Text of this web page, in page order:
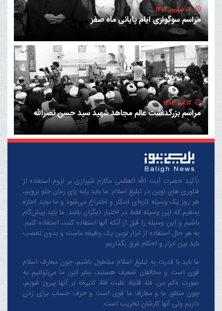
02 شهریور 1404
مراسم سوگواری ایام پایانی ماه صفر
12 مهر 1403
مراسم بزرگداشت عالم مجاهد شهید سید حسن نصرالله
تأکید حضرت آیت الله العظمی مکارم شیرازی بر لزوم استفاده از
فناوری های نوین در تبلیغ اسلام: ما باید پابه پای زمان جلو برویم،
هر روز یک وسیله تازه‌ای ابتکار و اختراع می‌شود و ما نباید اجازه
بدهیم که این وسیله فقط در اختیار دیگران باشد. ما باید پیش‌گام
باشیم و این وسیله را قبل از آنکه آنها استفاده کنند، استفاده کنیم.
به هر حال استفاده از ابزار نوین یک وظیفه ماست و بدون تعصب
باید بین ابزار و احکام فرق بگذاریم.
ما باید با قدرت به تبلیغ اسلام مشغول باشیم، چون معارف اسلام
قوی است و مخالفان ضعیف هستند، بنابر این ما می‌توانیم به
صورت «کم من فئة قلیلة غلبت فئة کثیرة» بر آنها پیروز شویم،
چون منطق‌ ما و معارف ‌ما قوی است و حرف حساب برای زدن
داریم ولی آنها کارشان تخریب است.